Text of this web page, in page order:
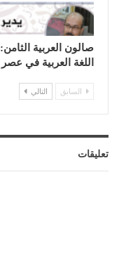
صالون العربية
اللغة العربية في
السابق التالي
تعليقات